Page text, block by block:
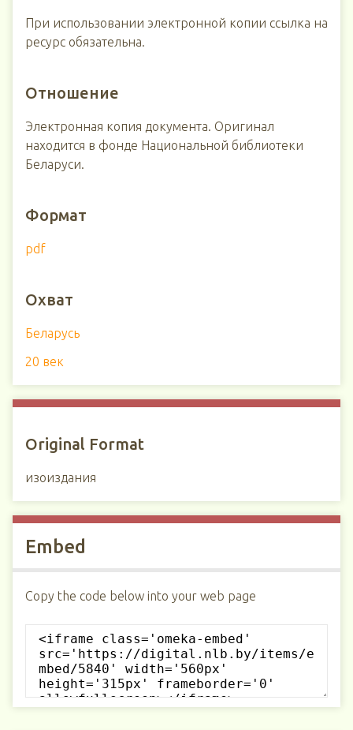
При использовании электронной копии ссылка на
ресурс обязательна.
Отношение
Электронная копия документа. Оригинал
находится в фонде Национальной библиотеки
Беларуси.
Формат
pdf
Охват
Беларусь
20 век
Original Format
изоиздания
Embed
Copy the code below into your web page